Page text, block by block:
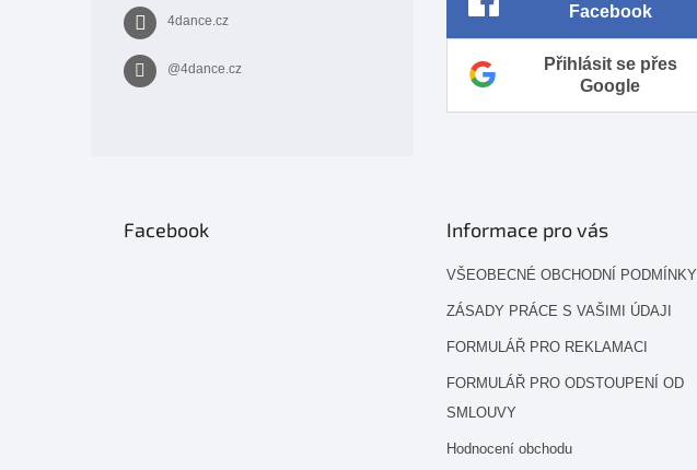
4dance.cz
@4dance.cz
Facebook
Přihlásit se přes
Google
Facebook Informace pro vás
VŠEOBECNÉ OBCHODNÍ PODMÍNKY
ZÁSADY PRÁCE S VAŠIMI ÚDAJI
FORMULÁŘ PRO REKLAMACI
FORMULÁŘ PRO ODSTOUPENÍ OD
SMLOUVY
Hodnocení obchodu